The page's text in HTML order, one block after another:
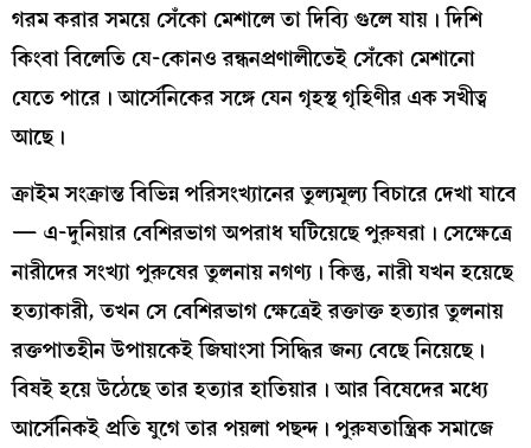
গরম করার সময়ে সেঁকো মেশালে তা দিব্যি গুলে যায়। দিশি
কিংবা বিলেতি যে-কোনও রন্ধনপ্রণালীতেই সেঁকো মেশানো
যেতে পারে। আর্সেনিকের সঙ্গে যেন গৃহস্থ গৃহিণীর এক সখীত্ব
আছে।
ক্রাইম সংক্রান্ত বিভিন্ন পরিসংখ্যানের তুল‍্যমূল্য বিচারে দেখা যাবে
— এ-দুনিয়ার বেশিরভাগ অপরাধ ঘটিয়েছে পুরুষরা। সেক্ষেত্রে
নারীদের সংখ্যা পুরুষের তুলনায় নগণ্য। কিন্তু, নারী যখন হয়েছে
হত্যাকারী, তখন সে বেশিরভাগ ক্ষেত্রেই রক্তাক্ত হত্যার তুলনায়
রক্তপাতহীন উপায়কেই জিঘাংসা সিদ্ধির জন্য বেছে নিয়েছে।
বিষই হয়ে উঠেছে তার হত্যার হাতিয়ার। আর বিষেদের মধ্যে
আর্সেনিকই প্রতি যুগে তার পয়লা পছন্দ। পুরুষতান্ত্রিক সমাজে